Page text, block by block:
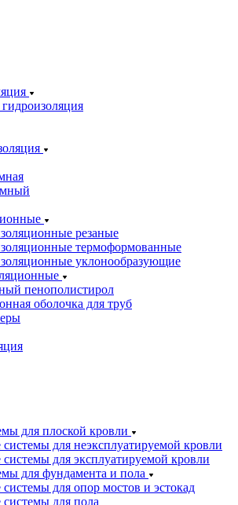
резаные
термоформованные
уклонообразующие
пенополистирол
оболочка для труб
для плоской кровли
для неэксплуатируемой кровли
для эксплуатируемой кровли
для фундамента и пола
для опор мостов и эстокад
для пола